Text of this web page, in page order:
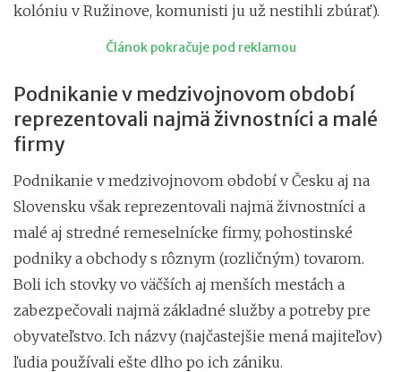
kolóniu v Ružinove, komunisti ju už nestihli zbúrať).
Článok pokračuje pod reklamou
Podnikanie v medzivojnovom období
reprezentovali najmä živnostníci a malé
firmy
Podnikanie v medzivojnovom období v Česku aj na
Slovensku však reprezentovali najmä živnostníci a
malé aj stredné remeselnícke firmy, pohostinské
podniky a obchody s rôznym (rozličným) tovarom.
Boli ich stovky vo väčších aj menších mestách a
zabezpečovali najmä základné služby a potreby pre
obyvateľstvo. Ich názvy (najčastejšie mená majiteľov)
ľudia používali ešte dlho po ich zániku.